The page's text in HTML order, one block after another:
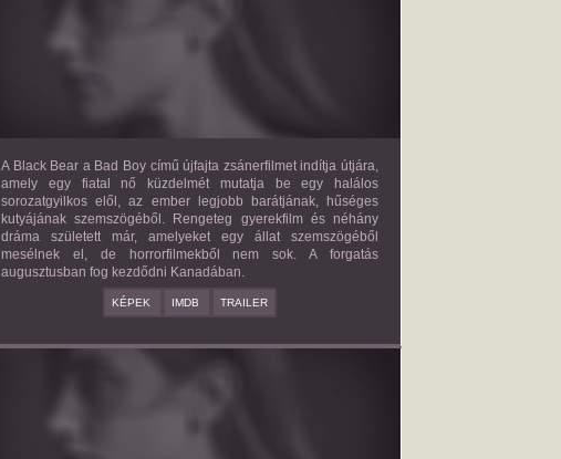
BAD BOY
A Black Bear a Bad Boy című újfajta zsánerfilmet indítja útjára,
amely egy fiatal nő küzdelmét mutatja be egy halálos
sorozatgyilkos elől, az ember legjobb barátjának, hűséges
kutyájának szemszögéből. Rengeteg gyerekfilm és néhány
dráma született már, amelyeket egy állat szemszögéből
mesélnek el, de horrorfilmekből nem sok. A forgatás
augusztusban fog kezdődni Kanadában.
KÉPEK IMDB TRAILER
FAKE WEDDING